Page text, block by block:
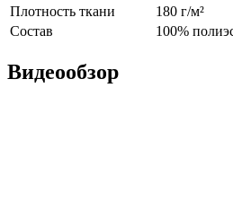
Плотность ткани
180 г/м²
Состав
100%
Видеообзор